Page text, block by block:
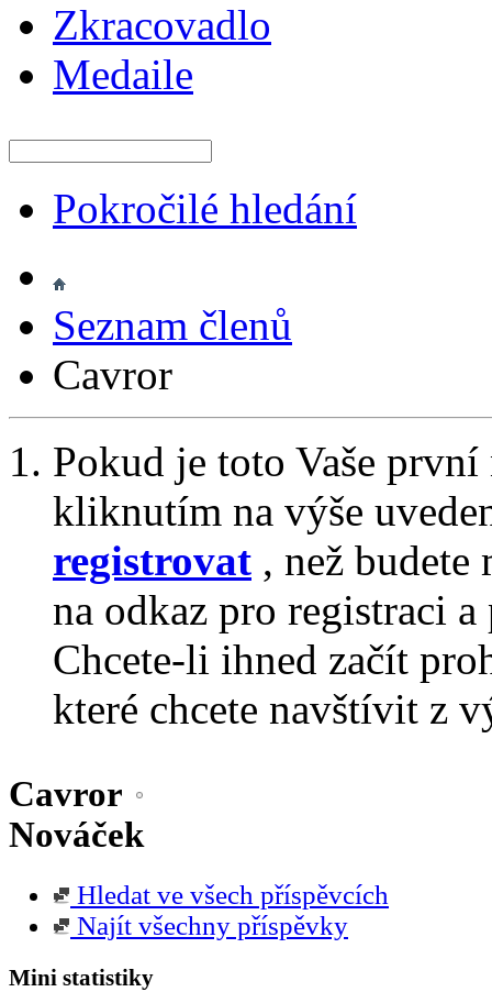
Zkracovadlo
Medaile
Pokročilé hledání
Seznam členů
Cavror
Pokud je toto Vaše
kliknutím na výše
registrovat , než
na odkaz pro registraci
Chcete-li ihned začít
které chcete navštívit z
Cavror
Nováček
Hledat ve všech příspěvcích
Najít všechny příspěvky
Mini statistiky